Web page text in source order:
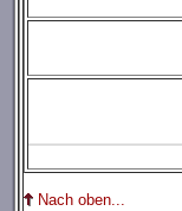
Nach oben...